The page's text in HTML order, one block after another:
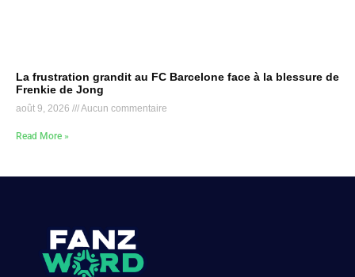
La frustration grandit au FC Barcelone face à la blessure de
Frenkie de Jong
août 9, 2026 Aucun commentaire
Read More »